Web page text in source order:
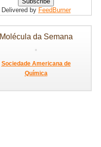
Delivered by FeedBurner
Molécula da Semana
Sociedade Americana de
Química